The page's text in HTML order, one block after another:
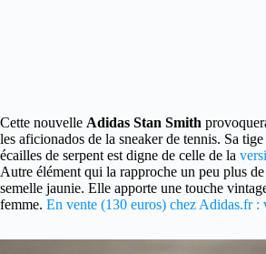
Cette nouvelle Adidas Stan Smith
les aficionados de la sneaker de tennis. Sa
écailles de serpent est digne de celle de la
Autre élément qui la rapproche un peu plus
semelle jaunie. Elle apporte une touche
femme. En vente (130 euros) chez Adidas.fr :